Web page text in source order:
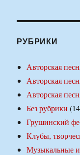
РУБРИКИ
Авторская
Авторская
Авторская
Без рубрики
Грушинский
Клубы,
Музыкальные